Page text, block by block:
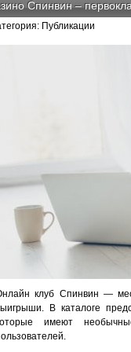
Спинвин –
Публикации
клуб Спинвин —
В каталоге
имеют